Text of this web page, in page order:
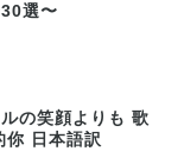
選〜
の笑顔よりも 歌
你 日本語訳